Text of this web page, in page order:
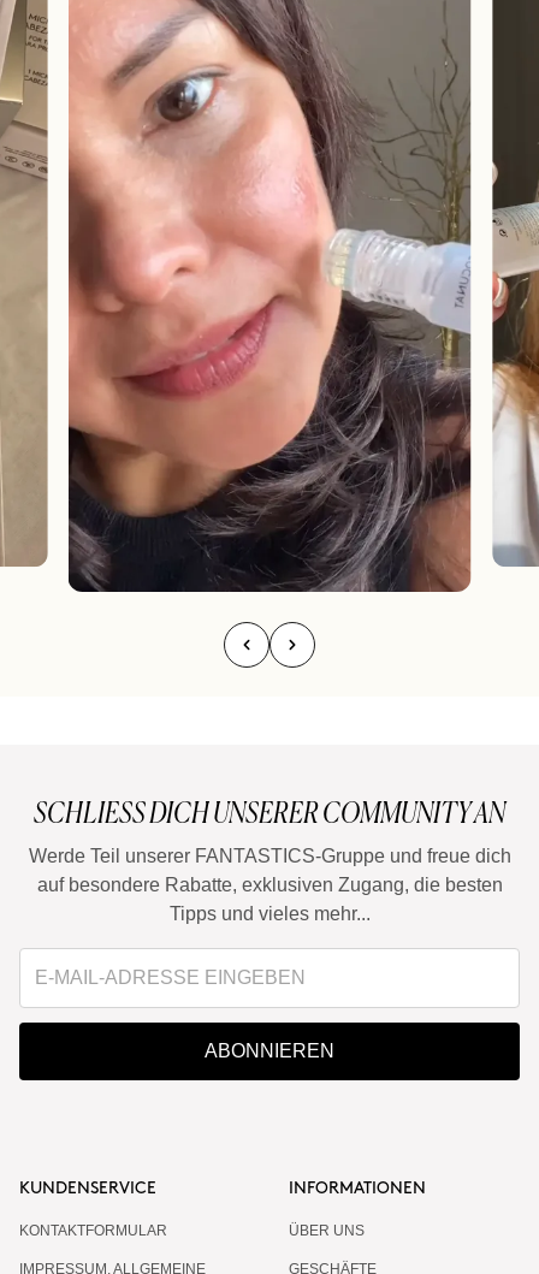
SCHLIESS DICH UNSERER COMMUNITY AN
Werde Teil unserer FANTASTICS-Gruppe und freue dich
auf besondere Rabatte, exklusiven Zugang, die besten
Tipps und vieles mehr...
ABONNIEREN
KUNDENSERVICE
KONTAKTFORMULAR
IMPRESSUM, ALLGEMEINE
INFORMATIONEN
ÜBER UNS
GESCHÄFTE